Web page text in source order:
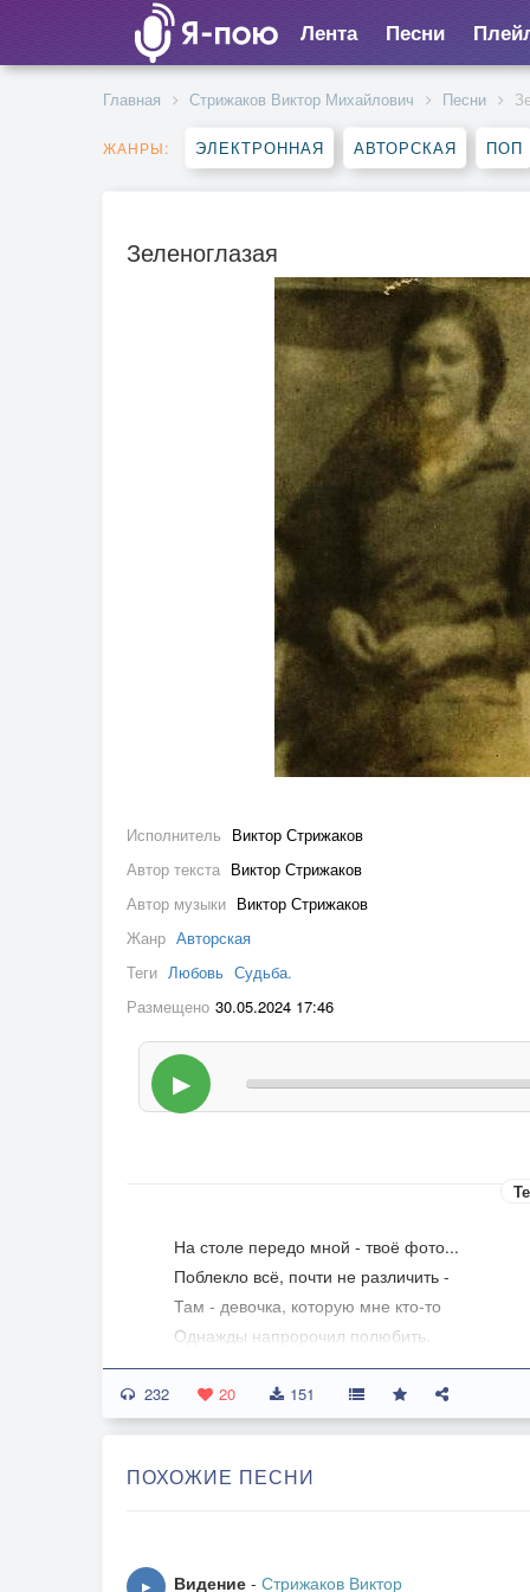
Лента Песни
Главная Стрижаков Виктор Михайлович Песни
ЖАНРЫ: ЭЛЕКТРОННАЯ АВТОРСКАЯ ПОП
Зеленоглазая
Исполнитель Виктор Стрижаков
Автор текста Виктор Стрижаков
Автор музыки Виктор Стрижаков
Жанр Авторская
Теги Любовь Судьба.
Размещено 30.05.2024 17:46
▶
На столе передо мной - твоё фото...
Поблекло всё, почти не различить -
Там - девочка, которую мне кто-то
Однажды напророчил полюбить.
Наверно, так задумано судьбой,
Что раньше срока мы друг друга не нашли,
Чтоб наши души разминуться не смогли...
И в мечтах твоих сирень не цвела.
232 20 151
ПОХОЖИЕ ПЕСНИ
▶ Видение - Стрижаков Виктор